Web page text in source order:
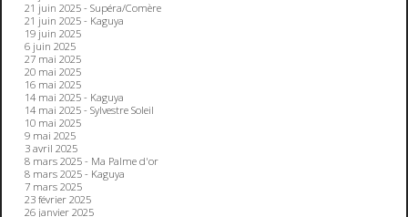
21 juin 2025 - Supéra/Comère
21 juin 2025 - Kaguya
19 juin 2025
6 juin 2025
27 mai 2025
20 mai 2025
16 mai 2025
14 mai 2025 - Kaguya
14 mai 2025 - Sylvestre Soleil
10 mai 2025
9 mai 2025
3 avril 2025
8 mars 2025 - Ma Palme d'or
8 mars 2025 - Kaguya
7 mars 2025
23 février 2025
26 janvier 2025